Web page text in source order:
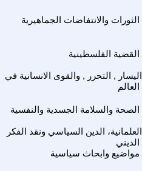
الثورات والانتفاضات الجماهيرية
القضية الفلسطينية
اليسار , التحرر , والقوى الانسانية في
العالم
الصحة والسلامة الجسدية والنفسية
العلمانية، الدين السياسي ونقد الفكر
الديني
مواضيع وابحاث سياسية